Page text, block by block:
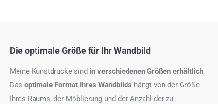
Die optimale Größe für Ihr Wandbild
Meine Kunstdrucke sind in verschiedenen Größen erhältlich.
Das optimale Format Ihres Wandbilds hängt von der Größe
Ihres Raums, der Möblierung und der Anzahl der zu